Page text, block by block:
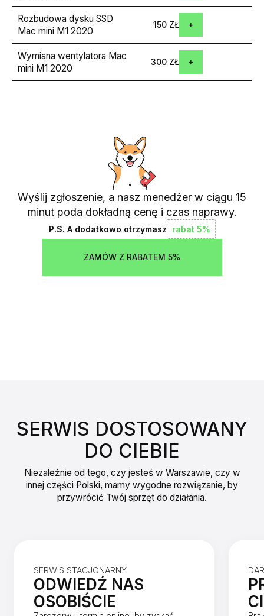
Rozbudowa dysku SSD
Mac mini M1 2020
150 ZŁ
Wymiana wentylatora Mac
mini M1 2020
300 ZŁ
Wyślij zgłoszenie, a nasz menedżer w ciągu 15
minut poda dokładną cenę i czas naprawy.
P.S. A dodatkowo otrzymasz rabat 5%
ZAMÓW Z RABATEM 5%
SERWIS DOSTOSOWANY
DO CIEBIE
Niezależnie od tego, czy jesteś w Warszawie, czy w
innej części Polski, mamy wygodne rozwiązanie, by
przywrócić Twój sprzęt do działania.
SERWIS STACJONARNY
ODWIEDŹ NAS
OSOBIŚCIE